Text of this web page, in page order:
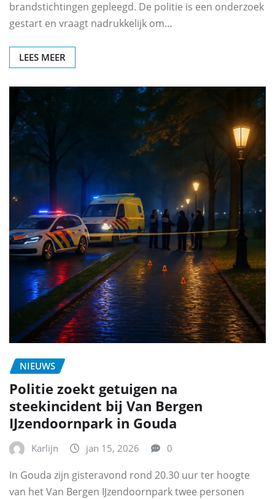
brandstichtingen gepleegd. De politie is een onderzoek
gestart en vraagt nadrukkelijk om…
LEES MEER
NIEUWS
Politie zoekt getuigen na
steekincident bij Van Bergen
IJzendoornpark in Gouda
Karlijn jan 15, 2026 0
In Gouda zijn gisteravond rond 20.30 uur ter hoogte
van het Van Bergen IJzendoornpark twee personen